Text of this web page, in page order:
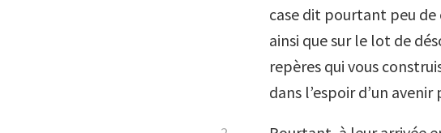
case dit pourtant peu de
ainsi que sur le lot de
repères qui vous
dans l’espoir d’un